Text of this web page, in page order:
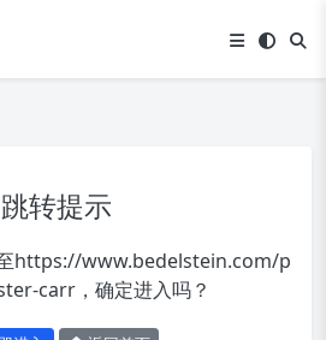
跳转提示
https://www.bedelstein.com/p
carr，确定进入吗？